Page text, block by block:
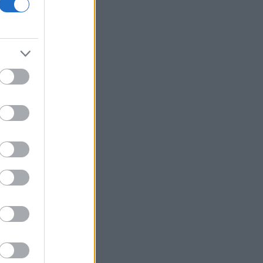
ΕΛ.Α.Σ: «Η απροκάλυπτη ώσμωση
Δικαστικό μπλόκο στην αίθουσα χορού
του Τραμπ στο Λευκό Οίκο
Μπάρκιν (Fed): «Τα στοιχεία για την
Καταβλήθηκαν 33,58 εκατ. ευρώ σε
λιπασμάτων
από τα τέλη Ιουνίου - Σε νέα υψηλά ο
Stoxx 600
Κορυφώνεται η έξοδος των εκδρομέων
- Στο 100% η πληρότητα σε πολλά
Η Ιταλία απαντά στην Ισπανία: «Δεν
δεχόμαστε τελεσίγραφα» - Σε ισχύ οι